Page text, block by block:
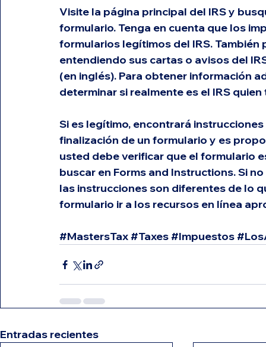
Visite la página principal del IRS y
formulario. Tenga en cuenta que los
formularios legítimos del IRS.
entendiendo sus cartas o avisos del
(en inglés). Para obtener información
determinar si realmente es el IRS
Si es legítimo, encontrará
finalización de un formulario y es
usted debe verificar que el formulario
buscar en Forms and Instructions. Si
las instrucciones son diferentes de lo
formulario ir a los recursos en línea
#MastersTax#Taxes#Impuestos
Entradas recientes